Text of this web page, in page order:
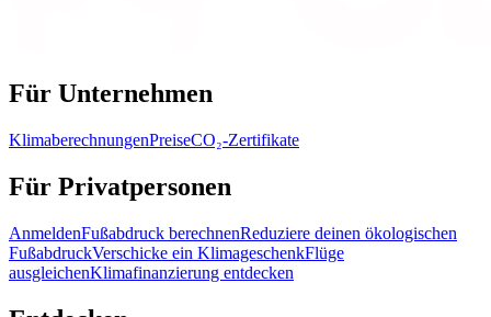
Für Unternehmen
KlimaberechnungenPreiseCO₂-Zertifikate
Für Privatpersonen
AnmeldenFußabdruck berechnenReduziere deinen ökologischen
FußabdruckVerschicke ein KlimageschenkFlüge
ausgleichenKlimafinanzierung entdecken